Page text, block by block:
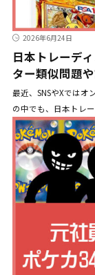
2026年6月24日
日本トレーデ
ター類似問題
最近、SNSやXではオ
の中でも、日本トレ